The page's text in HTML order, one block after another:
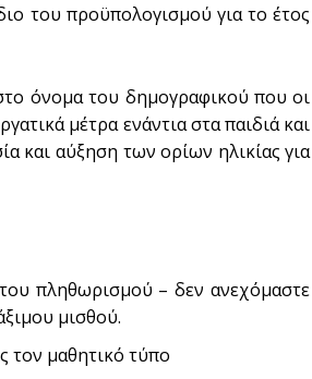
του προϋπολογισμού για το έτος
όνομα του δημογραφικού που οι
μέτρα ενάντια στα παιδιά και
και αύξηση των ορίων ηλικίας για
του πληθωρισμού – δεν ανεχόμαστε
μισθού.
τον μαθητικό τύπο